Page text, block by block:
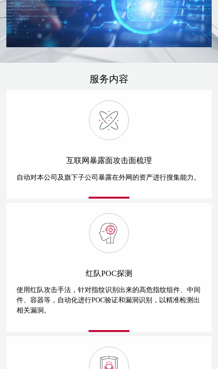
服务内容
互联网暴露面攻击面梳理
自动对本公司及旗下子公司暴露在外网的资产进行搜集能力。
红队POC探测
使用红队攻击手法，针对指纹识别出来的高危指纹组件、中间
件、容器等，自动化进行POC验证和漏洞识别，以精准检测出
相关漏洞。